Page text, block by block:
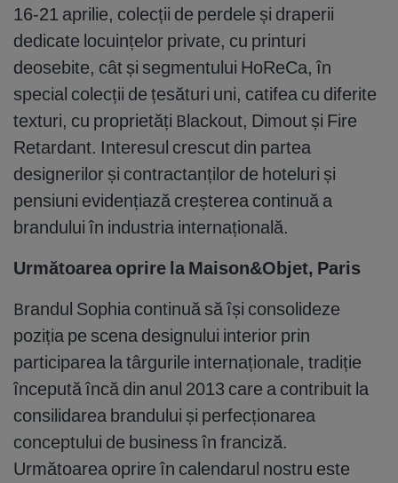
16-21 aprilie, colecții de perdele și draperii
dedicate locuințelor private, cu printuri
deosebite, cât și segmentului HoReCa, în
special colecții de țesături uni, catifea cu diferite
texturi, cu proprietăți Blackout, Dimout și Fire
Retardant. Interesul crescut din partea
designerilor și contractanților de hoteluri și
pensiuni evidențiază creșterea continuă a
brandului în industria internațională.
Următoarea oprire la Maison&Objet, Paris
Brandul Sophia continuă să își consolideze
poziția pe scena designului interior prin
participarea la târgurile internaționale, tradiție
începută încă din anul 2013 care a contribuit la
consilidarea brandului și perfecționarea
conceptului de business în franciză.
Următoarea oprire în calendarul nostru este